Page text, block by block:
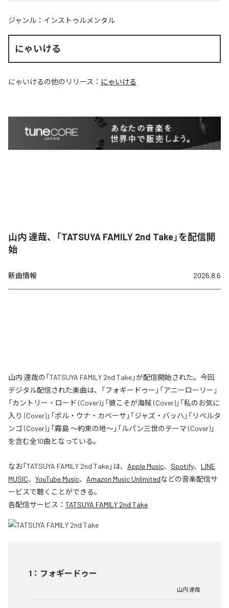
ジャンル： インストゥルメンタル
にゃいける
にゃいけるの他のリリース： にゃいける
山内 達哉、「TATSUYA FAMILY 2nd Take」を配信開
始
新曲情報 2026.8.6
山内 達哉の「TATSUYA FAMILY 2nd Take」が配信開始された。今回
デジタル配信された楽曲は、「フォギードゥー」「アニーローリー」
「カントリー・ロード (Cover)」「彼こそが海賊 (Cover)」「私のお気に
入り (Cover)」「ポル・ウナ・カベーサ」「ジャズ・バッハ」「リベルタ
ンゴ (Cover)」「霧島 〜約束の地〜」「ルパン三世のテーマ (Cover)」
を含む全10曲となっている。
なお「TATSUYA FAMILY 2nd Take」は、 Apple Music、 Spotify、 LINE
MUSIC、 YouTube Music、 Amazon Music Unlimitedなどの音楽配信サ
ービスで聴くことができる。
各配信サービス： TATSUYA FAMILY 2nd Take
1 ： フォギードゥー
山内 達哉